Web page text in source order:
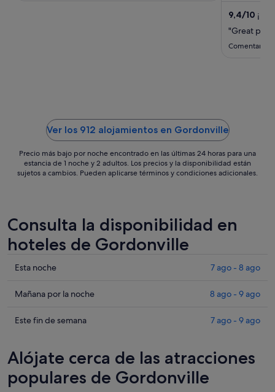
9,4/10
"Great
Comentario
Ver los 912 alojamientos en Gordonville
Precio más bajo por noche encontrado en las últimas 24 horas para una
estancia de 1 noche y 2 adultos. Los precios y la disponibilidad están
sujetos a cambios. Pueden aplicarse términos y condiciones adicionales.
Consulta la disponibilidad en
hoteles de Gordonville
Comprueba
precios
Gordonville
noche,
ago
Esta noche 7 ago - 8 ago
Comprueba
precios
para
mañana
por
Mañana por la noche 8 ago - 9 ago
Comprueba
en
Gordonville
para
Este fin de semana 7 ago - 9 ago
Alójate cerca de las atracciones
populares de Gordonville